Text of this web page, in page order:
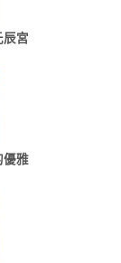
宮
優雅